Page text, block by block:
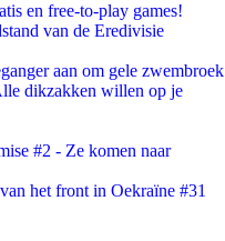
en free-to-play games!
van de Eredivisie
aan om gele zwembroek
dikzakken willen op je
#2 - Ze komen naar
het front in Oekraïne #31